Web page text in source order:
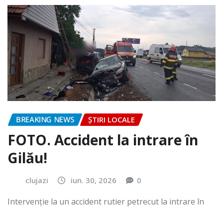
BREAKING NEWS ȘTIRI LOCALE
FOTO. Accident la intrare în
Gilău!
clujazi iun. 30, 2026 0
Intervenție la un accident rutier petrecut la intrare în